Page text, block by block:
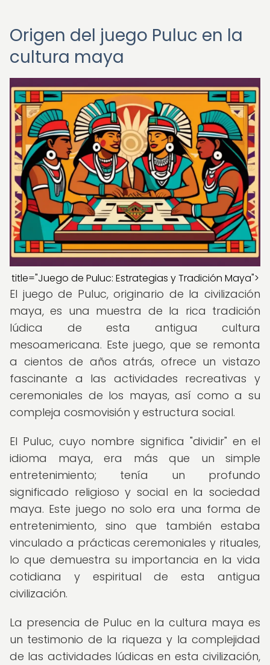
Origen del juego Puluc en la
cultura maya
title="Juego de Puluc: Estrategias y Tradición Maya">
El juego de Puluc, originario de la civilización
maya, es una muestra de la rica tradición
lúdica de esta antigua cultura
mesoamericana. Este juego, que se remonta
a cientos de años atrás, ofrece un vistazo
fascinante a las actividades recreativas y
ceremoniales de los mayas, así como a su
compleja cosmovisión y estructura social.
El Puluc, cuyo nombre significa "dividir" en el
idioma maya, era más que un simple
entretenimiento; tenía un profundo
significado religioso y social en la sociedad
maya. Este juego no solo era una forma de
entretenimiento, sino que también estaba
vinculado a prácticas ceremoniales y rituales,
lo que demuestra su importancia en la vida
cotidiana y espiritual de esta antigua
civilización.
La presencia de Puluc en la cultura maya es
un testimonio de la riqueza y la complejidad
de las actividades lúdicas en esta civilización,